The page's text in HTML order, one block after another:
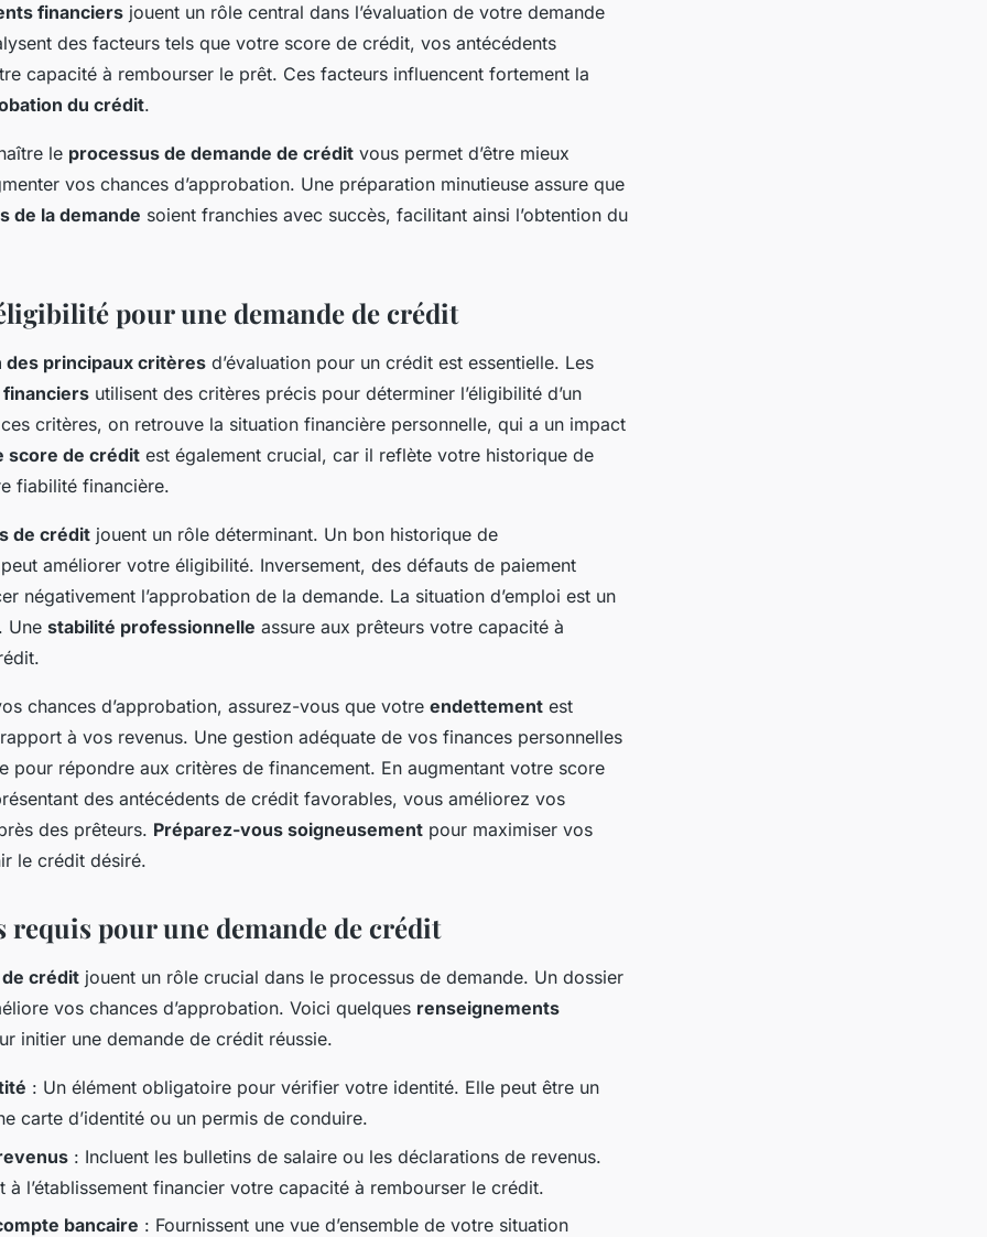
financiers jouent un rôle central dans l’évaluation de votre demande
des facteurs tels que votre score de crédit, vos antécédents
capacité à rembourser le prêt. Ces facteurs influencent fortement la
du crédit.
le processus de demande de crédit vous permet d’être mieux
vos chances d’approbation. Une préparation minutieuse assure que
de la demande soient franchies avec succès, facilitant ainsi l’obtention du
pour une demande de crédit
des principaux critères d’évaluation pour un crédit est essentielle. Les
utilisent des critères précis pour déterminer l’éligibilité d’un
critères, on retrouve la situation financière personnelle, qui a un impact
score de crédit est également crucial, car il reflète votre historique de
fiabilité financière.
de crédit jouent un rôle déterminant. Un bon historique de
améliorer votre éligibilité. Inversement, des défauts de paiement
négativement l’approbation de la demande. La situation d’emploi est un
Une stabilité professionnelle assure aux prêteurs votre capacité à
chances d’approbation, assurez-vous que votre endettement est
à vos revenus. Une gestion adéquate de vos finances personnelles
pour répondre aux critères de financement. En augmentant votre score
des antécédents de crédit favorables, vous améliorez vos
des prêteurs. Préparez-vous soigneusement pour maximiser vos
le crédit désiré.
requis pour une demande de crédit
crédit jouent un rôle crucial dans le processus de demande. Un dossier
vos chances d’approbation. Voici quelques renseignements
initier une demande de crédit réussie.
: Un élément obligatoire pour vérifier votre identité. Elle peut être un
carte d’identité ou un permis de conduire.
: Incluent les bulletins de salaire ou les déclarations de revenus.
à l’établissement financier votre capacité à rembourser le crédit.
bancaire : Fournissent une vue d’ensemble de votre situation